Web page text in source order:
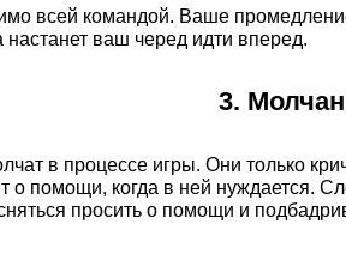
всей командой. Ваше
настанет ваш черед идти вперед.
3.
в процессе игры. Они только
о помощи, когда в ней нуждается.
просить о помощи и